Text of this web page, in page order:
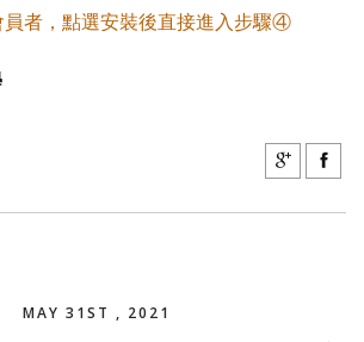
員者，點選安裝後直接進入步驟④
MAY 31ST , 2021